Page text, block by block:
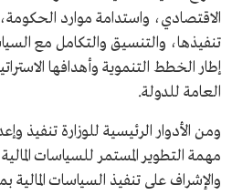
الاقتصادي، واستدامة موارد
تنفيذها، والتنسيق والتكامل مع
إطار الخطط التنموية وأهدافها
العامة للدولة.
ومن الأدوار الرئيسية للوزارة تنفيذ
مهمة التطوير المستمر للسياسات
والإشراف على تنفيذ السياسات المالية